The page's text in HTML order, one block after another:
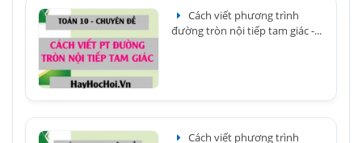
Cách viết phương trình
đường tròn nội tiếp tam giác -...
Cách viết phương trình